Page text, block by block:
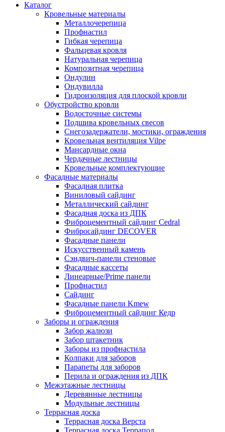
Каталог
Кровельные материалы
Металлочерепица
Профнастил
Гибкая черепица
Фальцевая кровля
Натуральная черепица
Композитная черепица
Ондулин
Ондувилла
Гидроизоляция для плоской кровли
Обустройство кровли
Водосточные системы
Подшива кровельных свесов
Снегозадержатели, мостики, ограждения
Кровельная вентиляция Vilpe
Мансардные окна
Чердачные лестницы
Кровельные комплектующие
Фасадные материалы
Фасадная плитка
Виниловый сайдинг
Металлический сайдинг
Фасадная доска из ДПК
Фиброцементный сайдинг Cedral
Фибросайдинг DECOVER
Фасадные панели
Искусственный камень
Сэндвич-панели стеновые
Фасадные кассеты
Линеарные/Prime панели
Профнастил
Сайдинг
Фасадные панели Kmew
Фиброцементный сайдинг Кедр
Заборы и ограждения
Забор жалюзи
Забор штакетник
Заборы из профнастила
Колпаки для заборов
Парапеты для заборов
Перила и ограждения из ДПК
Межэтажные лестницы
Деревянные лестницы
Модульные лестницы
Террасная доска
Террасная доска Верста
Террасная доска Террапол